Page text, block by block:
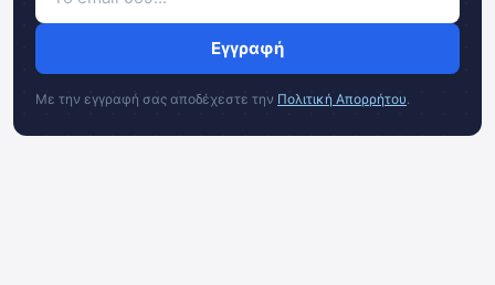
Εγγραφή
Με την εγγραφή σας αποδέχεστε την Πολιτική Απορρήτου.